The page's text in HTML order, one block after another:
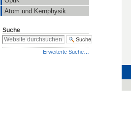
Atom und Kernphysik
Suche
Erweiterte Suche…